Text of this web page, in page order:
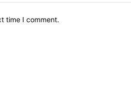
time I comment.